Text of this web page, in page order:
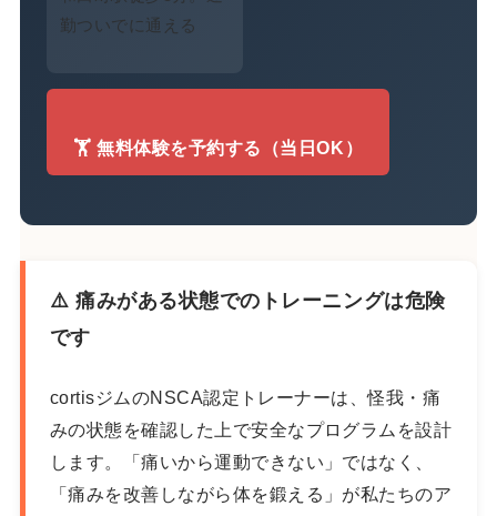
勤ついでに通える
🏋️ 無料体験を予約する（当日OK）
⚠️ 痛みがある状態でのトレーニングは危険
です
cortisジムのNSCA認定トレーナーは、怪我・痛
みの状態を確認した上で安全なプログラムを設計
します。「痛いから運動できない」ではなく、
「痛みを改善しながら体を鍛える」が私たちのア